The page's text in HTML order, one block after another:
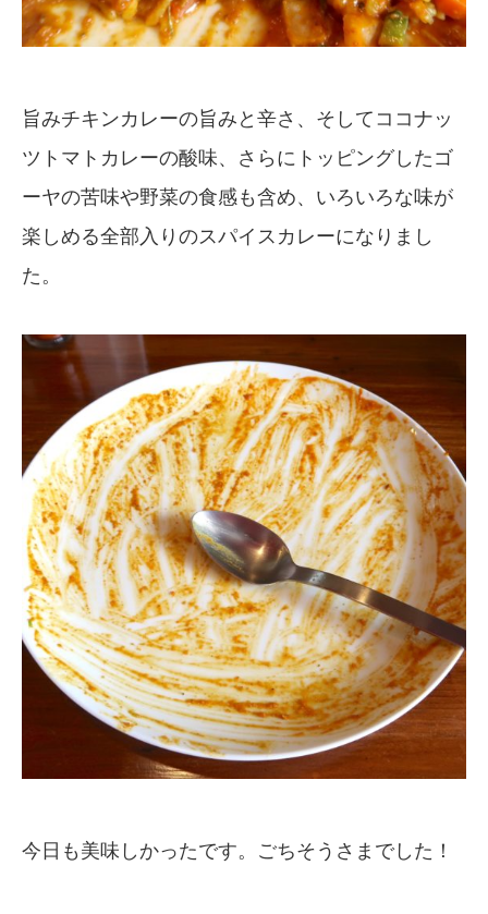
旨みチキンカレーの旨みと辛さ、そしてココナッ
ツトマトカレーの酸味、さらにトッピングしたゴ
ーヤの苦味や野菜の食感も含め、いろいろな味が
楽しめる全部入りのスパイスカレーになりまし
た。
今日も美味しかったです。ごちそうさまでした！